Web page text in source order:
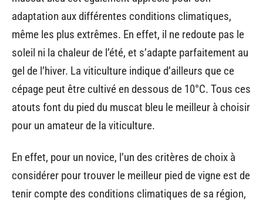
adaptation aux différentes conditions climatiques,
même les plus extrêmes. En effet, il ne redoute pas le
soleil ni la chaleur de l’été, et s’adapte parfaitement au
gel de l’hiver. La viticulture indique d’ailleurs que ce
cépage peut être cultivé en dessous de 10°C. Tous ces
atouts font du pied du muscat bleu le meilleur à choisir
pour un amateur de la viticulture.
En effet, pour un novice, l’un des critères de choix à
considérer pour trouver le meilleur pied de vigne est de
tenir compte des conditions climatiques de sa région,